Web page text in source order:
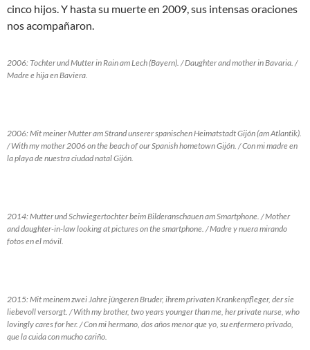
cinco hijos. Y hasta su muerte en 2009, sus intensas oraciones
nos acompañaron.
2006: Tochter und Mutter in Rain am Lech (Bayern). / Daughter and mother in Bavaria. /
Madre e hija en Baviera.
2006: Mit meiner Mutter am Strand unserer spanischen Heimatstadt Gijón (am Atlantik).
/ With my mother 2006 on the beach of our Spanish hometown Gijón. / Con mi madre en
la playa de nuestra ciudad natal Gijón.
2014: Mutter und Schwiegertochter beim Bilderanschauen am Smartphone. / Mother
and daughter-in-law looking at pictures on the smartphone. / Madre y nuera mirando
fotos en el móvil.
2015: Mit meinem zwei Jahre jüngeren Bruder, ihrem privaten Krankenpfleger, der sie
liebevoll versorgt. / With my brother, two years younger than me, her private nurse, who
lovingly cares for her. / Con mi hermano, dos años menor que yo, su enfermero privado,
que la cuida con mucho cariño.